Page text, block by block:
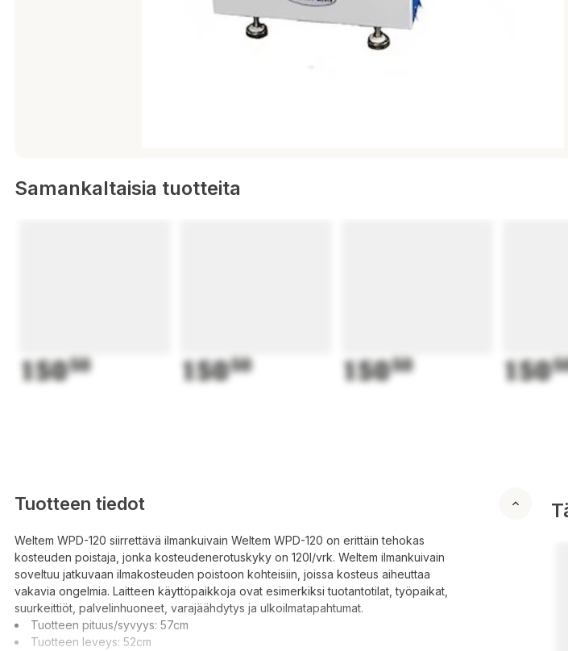
Samankaltaisia tuotteita
15050 15050 15050 150
Tuotteen tiedot
Weltem WPD-120 siirrettävä ilmankuivain Weltem WPD-120 on erittäin tehokas
kosteuden poistaja, jonka kosteudenerotuskyky on 120l/vrk. Weltem ilmankuivain
soveltuu jatkuvaan ilmakosteuden poistoon kohteisiin, joissa kosteus aiheuttaa
vakavia ongelmia. Laitteen käyttöpaikkoja ovat esimerkiksi tuotantotilat, työpaikat,
suurkeittiöt, palvelinhuoneet, varajäähdytys ja ulkoilmatapahtumat.
Tuotteen pituus/syvyys: 57cm
Tuotteen leveys: 52cm